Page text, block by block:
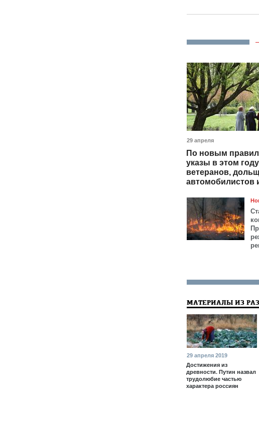
29 апреля
По новым
указы в этом
ветеранов,
автомобилистов
МАТЕРИАЛЫ ИЗ
29 апреля 2019
Достижения из
древности. Путин назвал
трудолюбие частью
характера россиян